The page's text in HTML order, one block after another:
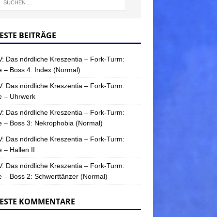
BEITRÄGE
Das nördliche Kreszentia – Fork-Turm:
– Boss 4: Index (Normal)
Das nördliche Kreszentia – Fork-Turm:
– Uhrwerk
Das nördliche Kreszentia – Fork-Turm:
– Boss 3: Nekrophobia (Normal)
Das nördliche Kreszentia – Fork-Turm:
– Hallen II
Das nördliche Kreszentia – Fork-Turm:
– Boss 2: Schwerttänzer (Normal)
KOMMENTARE